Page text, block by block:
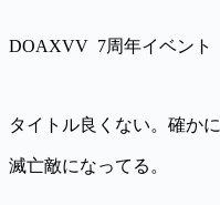
DOAXVV 7周年イベント
タイトル良くない。確かに
滅亡敵になってる。